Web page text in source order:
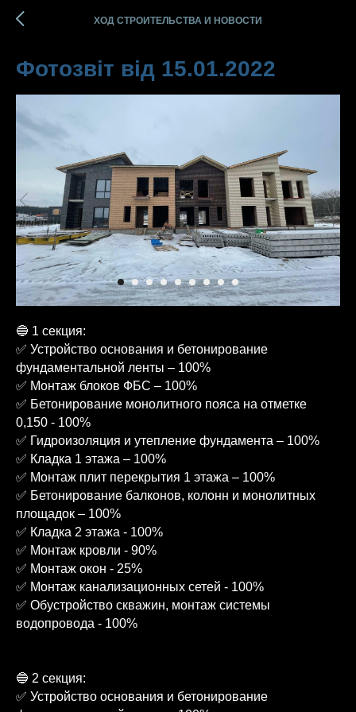
ХОД СТРОИТЕЛЬСТВА И НОВОСТИ
Фотозвіт від 15.01.2022
🔵 1 секция:
✅ Устройство основания и бетонирование
фундаментальной ленты – 100%
✅ Монтаж блоков ФБС – 100%
✅ Бетонирование монолитного пояса на отметке
0,150 - 100%
✅ Гидроизоляция и утепление фундамента – 100%
✅ Кладка 1 этажа – 100%
✅ Монтаж плит перекрытия 1 этажа – 100%
✅ Бетонирование балконов, колонн и монолитных
площадок – 100%
✅ Кладка 2 этажа - 100%
✅ Монтаж кровли - 90%
✅ Монтаж окон - 25%
✅ Монтаж канализационных сетей - 100%
✅ Обустройство скважин, монтаж системы
водопровода - 100%
🔵 2 секция:
✅ Устройство основания и бетонирование